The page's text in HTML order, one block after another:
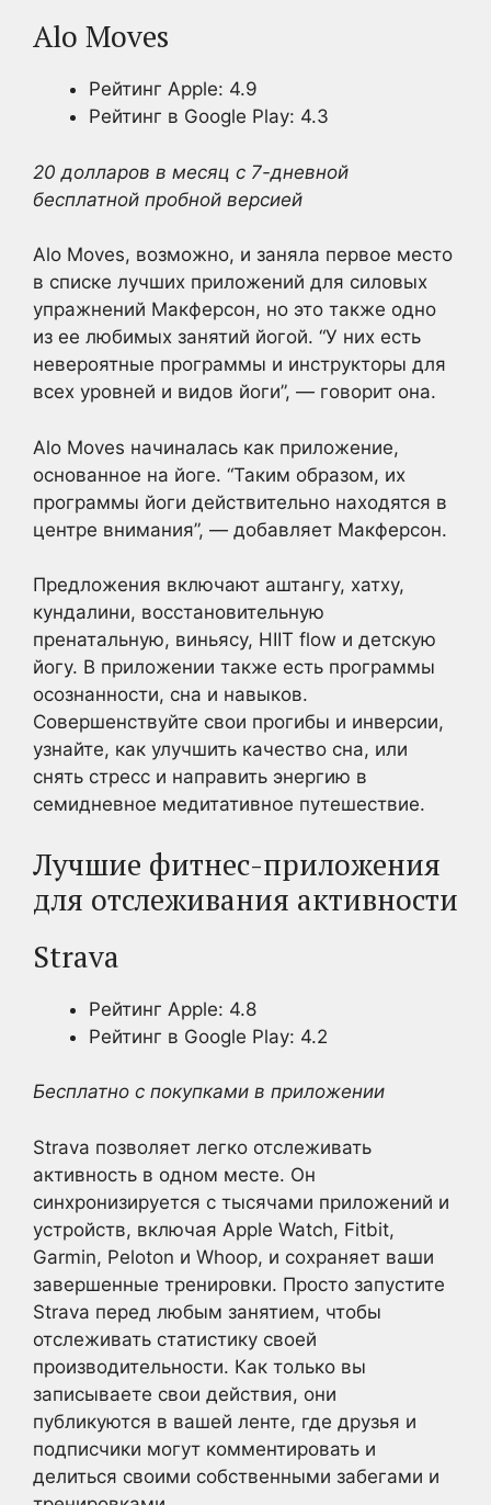
Alo Moves
Рейтинг Apple: 4.9
Рейтинг в Google Play: 4.3
20 долларов в месяц с 7-дневной
бесплатной пробной версией
Alo Moves, возможно, и заняла первое место
в списке лучших приложений для силовых
упражнений Макферсон, но это также одно
из ее любимых занятий йогой. “У них есть
невероятные программы и инструкторы для
всех уровней и видов йоги”, — говорит она.
Alo Moves начиналась как приложение,
основанное на йоге. “Таким образом, их
программы йоги действительно находятся в
центре внимания”, — добавляет Макферсон.
Предложения включают аштангу, хатху,
кундалини, восстановительную
пренатальную, виньясу, HIIT flow и детскую
йогу. В приложении также есть программы
осознанности, сна и навыков.
Совершенствуйте свои прогибы и инверсии,
узнайте, как улучшить качество сна, или
снять стресс и направить энергию в
семидневное медитативное путешествие.
Лучшие фитнес-приложения
для отслеживания активности
Strava
Рейтинг Apple: 4.8
Рейтинг в Google Play: 4.2
Бесплатно с покупками в приложении
Strava позволяет легко отслеживать
активность в одном месте. Он
синхронизируется с тысячами приложений и
устройств, включая Apple Watch, Fitbit,
Garmin, Peloton и Whoop, и сохраняет ваши
завершенные тренировки. Просто запустите
Strava перед любым занятием, чтобы
отслеживать статистику своей
производительности. Как только вы
записываете свои действия, они
публикуются в вашей ленте, где друзья и
подписчики могут комментировать и
делиться своими собственными забегами и